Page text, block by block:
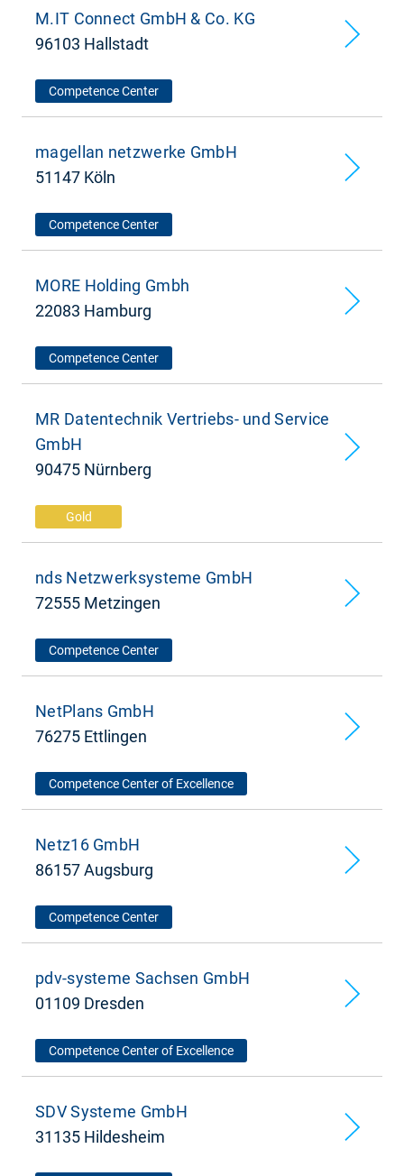
M.IT Connect GmbH & Co. KG
96103 Hallstadt
Competence Center
magellan netzwerke GmbH
51147 Köln
Competence Center
MORE Holding Gmbh
22083 Hamburg
Competence Center
MR Datentechnik Vertriebs- und Service
GmbH
90475 Nürnberg
Gold
nds Netzwerksysteme GmbH
72555 Metzingen
Competence Center
NetPlans GmbH
76275 Ettlingen
Competence Center of Excellence
Netz16 GmbH
86157 Augsburg
Competence Center
pdv-systeme Sachsen GmbH
01109 Dresden
Competence Center of Excellence
SDV Systeme GmbH
31135 Hildesheim